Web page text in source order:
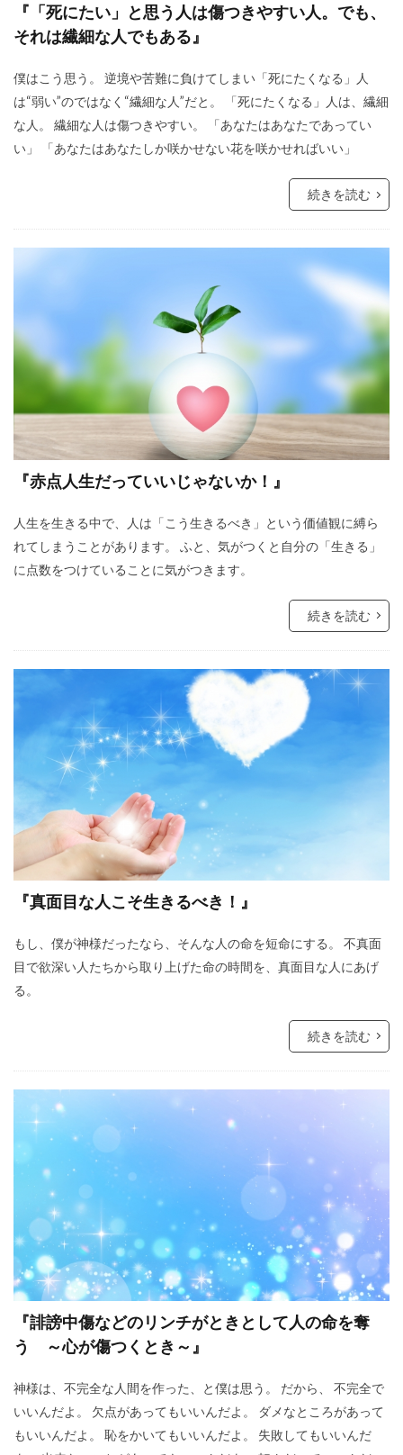
『「死にたい」と思う人は傷つきやすい人。でも、
それは繊細な人でもある』
僕はこう思う。 逆境や苦難に負けてしまい「死にたくなる」人
は“弱い”のではなく“繊細な人”だと。 「死にたくなる」人は、繊細
な人。 繊細な人は傷つきやすい。 「あなたはあなたであってい
い」 「あなたはあなたしか咲かせない花を咲かせればいい」
続きを読む
『赤点人生だっていいじゃないか！』
人生を生きる中で、人は「こう生きるべき」という価値観に縛ら
れてしまうことがあります。 ふと、気がつくと自分の「生きる」
に点数をつけていることに気がつきます。
続きを読む
『真面目な人こそ生きるべき！』
もし、僕が神様だったなら、そんな人の命を短命にする。 不真面
目で欲深い人たちから取り上げた命の時間を、真面目な人にあげ
る。
続きを読む
『誹謗中傷などのリンチがときとして人の命を奪
う ～心が傷つくとき～』
神様は、不完全な人間を作った、と僕は思う。 だから、 不完全で
いいんだよ。 欠点があってもいいんだよ。 ダメなところがあって
もいいんだよ。 恥をかいてもいいんだよ。 失敗してもいいんだ